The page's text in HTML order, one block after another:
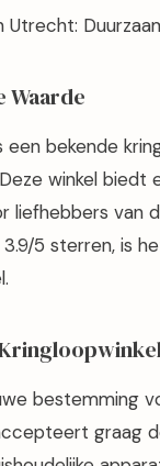
Utrecht:
Waarde
een bekende
winkel
liefhebbers van
5 sterren, is
bestemming
graag